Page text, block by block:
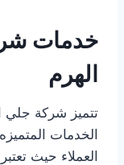
خدمات
الهرم
تتميز شركة جلي
الخدمات
العملاء حيث